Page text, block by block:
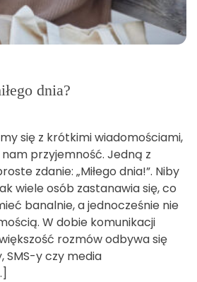
dnia?
się z krótkimi wiadomościami,
przyjemność. Jedną z
zdanie: „Miłego dnia!”. Niby
wiele osób zastanawia się, co
banalnie, a jednocześnie nie
W dobie komunikacji
rozmów odbywa się
SMS-y czy media